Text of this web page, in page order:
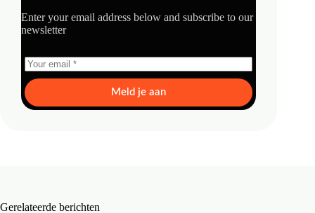
Enter your email address below and subscribe to our
newsletter
Meld je aan
Gerelateerde berichten